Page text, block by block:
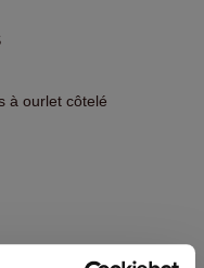
à ourlet côtelé